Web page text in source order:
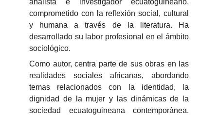
analista e investigador ecuatoguineano,
comprometido con la reflexión social, cultural
y humana a través de la literatura. Ha
desarrollado su labor profesional en el ámbito
sociológico.
Como autor, centra parte de sus obras en las
realidades sociales africanas, abordando
temas relacionados con la identidad, la
dignidad de la mujer y las dinámicas de la
sociedad ecuatoguineana contemporánea.